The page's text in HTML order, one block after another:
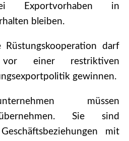
Exportvorhaben in
bleiben.
Rüstungskooperation darf
einer restriktiven
gewinnen.
müssen
Sie sind
mit